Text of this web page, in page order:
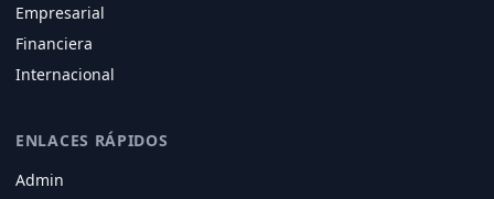
Empresarial
Financiera
Internacional
ENLACES RÁPIDOS
Admin